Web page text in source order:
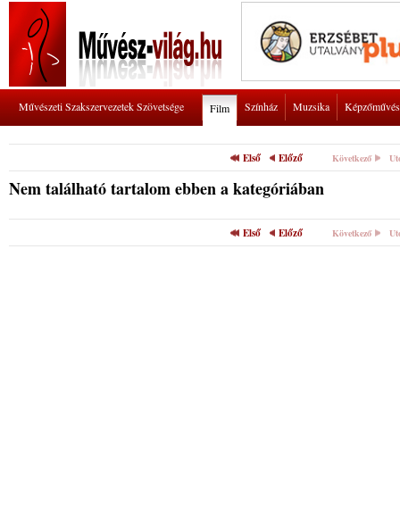
Művészeti Szakszervezetek Szövetsége Film Színház Muzsika
Első Előző Következő
Nem található tartalom ebben a kategóriában
Első Előző Következő